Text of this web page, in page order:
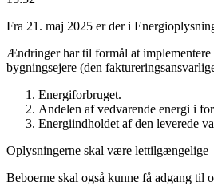
Fra 21. maj 2025 er der i
Ændringer har til formål at
bygningsejere (den
Energiforbruget.
Andelen af vedvarende energi i
Energiindholdet af den leverede
Oplysningerne skal være lettilgængelige
Beboerne skal også kunne få adgang til